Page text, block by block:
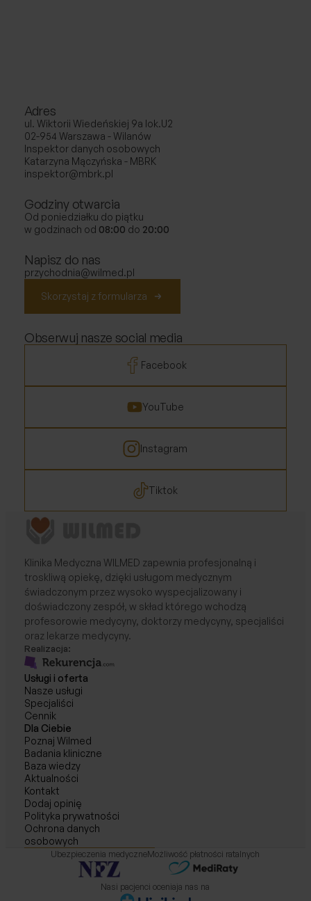
Adres
ul. Wiktorii Wiedeńskiej 9a lok.U2
02-954 Warszawa - Wilanów
Inspektor danych osobowych
Katarzyna Mączyńska - MBRK
inspektor@mbrk.pl
Godziny otwarcia
Od poniedziałku do piątku
w godzinach od 08:00 do 20:00
Napisz do nas
przychodnia@wilmed.pl
Skorzystaj z formularza
Obserwuj nasze social media
Facebook
YouTube
Instagram
Tiktok
Klinika Medyczna WILMED zapewnia profesjonalną i
troskliwą opiekę, dzięki usługom medycznym
świadczonym przez wysoko wyspecjalizowany i
doświadczony zespół, w skład którego wchodzą
profesorowie medycyny, doktorzy medycyny, specjaliści
oraz lekarze medycyny.
Realizacja:
Usługi i oferta
Nasze usługi
Specjaliści
Cennik
Dla Ciebie
Poznaj Wilmed
Badania kliniczne
Baza wiedzy
Aktualności
Kontakt
Dodaj opinię
Polityka prywatności
Ochrona danych
osobowych
Ubezpieczenia medyczneMożliwość płatności ratalnych
Nasi pacjenci oceniaja nas na